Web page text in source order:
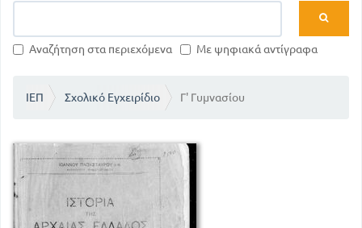
Αναζήτηση στα περιεχόμενα Με ψηφιακά αντίγραφα
ΙΕΠ Σχολικό Εγχειρίδιο Γ' Γυμνασίου